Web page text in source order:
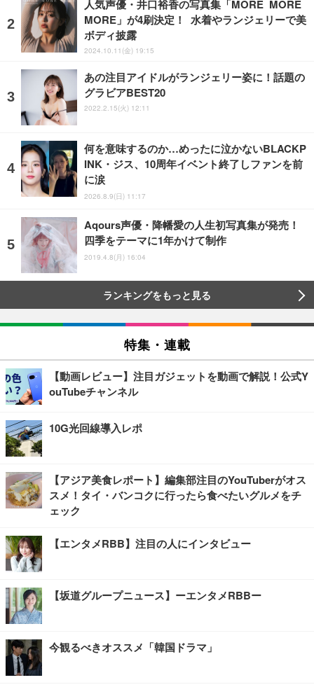
人気声優・井口裕香の写真集「MORE MORE
MORE」が4刷決定！ 水着やランジェリーで美
ボディ披露
2024.10.11(金) 19:15
あの注目アイドルがランジェリー姿に！話題の
グラビアBEST20
2022.2.15(火) 12:11
何を意味するのか…めったに泣かないBLACKP
INK・ジス、10周年イベント終了しファンを前
に涙
2026.8.9(日) 11:17
Aqours声優・降幡愛の人生初写真集が発売！
四季をテーマに1年かけて制作
2019.4.8(月) 16:04
ランキングをもっと見る
特集・連載
【動画レビュー】注目ガジェットを動画で解説！公式Y
ouTubeチャンネル
10G光回線導入レポ
【アジア美食レポート】編集部注目のYouTuberがオス
スメ！タイ・バンコクに行ったら食べたいグルメをチ
ェック
【エンタメRBB】注目の人にインタビュー
【坂道グループニュース】ーエンタメRBBー
今観るべきオススメ「韓国ドラマ」